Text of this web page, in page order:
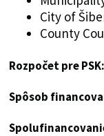
City of
County
Rozpočet pre PSK:
Spôsob